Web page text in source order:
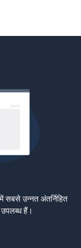
सबसे उन्नत अंतर्निहित
उपलब्ध हैं।